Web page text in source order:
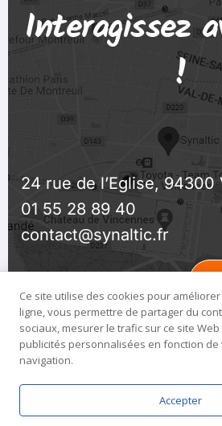
Interagissez
!
24 rue de l’Eglise, 94300
01 55 28 89 40
contact@synaltic.fr
Copyright @2026 by
Ce site utilise des cookies pour
ligne, vous permettre de partager du
sociaux, mesurer le trafic sur ce site
publicités personnalisées en fonction de
navigation.
Accepter